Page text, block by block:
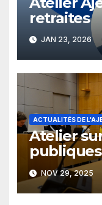
retraites
JAN 23, 2026
ACTUALITÉS DE
Atelier
publiques
NOV 29, 2025